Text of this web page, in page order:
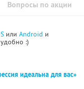
Вопросы по акции
или Android и
:)
идеальна для вас»